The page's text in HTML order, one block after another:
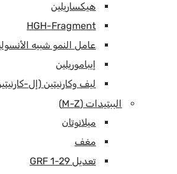
هيكساريلين
HGH-Fragment
عامل النمو شبيه
إيباموريلين
ليف وكارنيتين (إل-
الببتيدات (M-Z)
ميلانوتان
مغف
تعديل GRF 1-29